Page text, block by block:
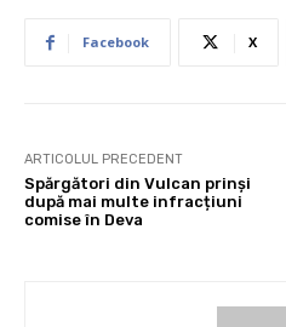
Facebook X
ARTICOLUL PRECEDENT
Spărgători din Vulcan prinși
după mai multe infracțiuni
comise în Deva